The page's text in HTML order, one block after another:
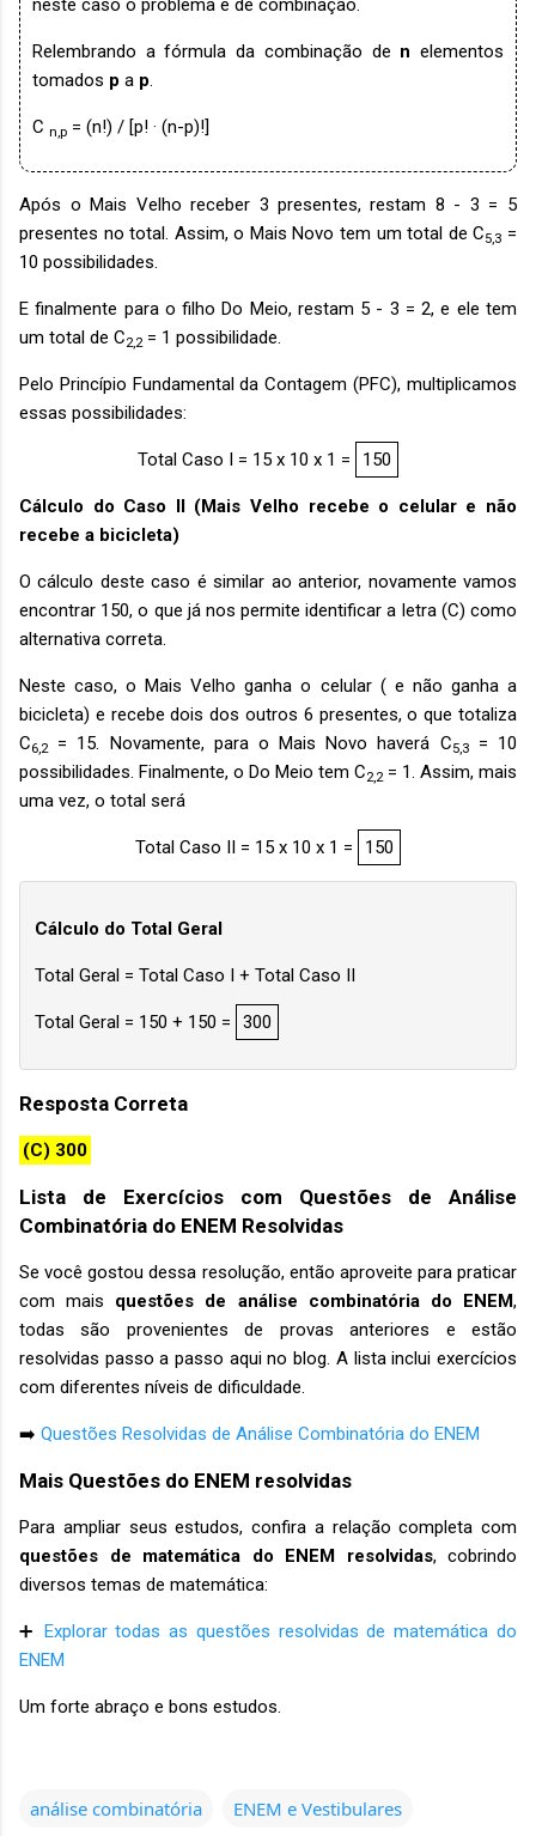
neste caso o problema é de combinação.
Relembrando a fórmula da combinação de n elementos
tomados p a p.
C n,p = (n!) / [p! · (n-p)!]
Após o Mais Velho receber 3 presentes, restam 8 - 3 = 5
presentes no total. Assim, o Mais Novo tem um total de C5,3 =
10 possibilidades.
E finalmente para o filho Do Meio, restam 5 - 3 = 2, e ele tem
um total de C2,2 = 1 possibilidade.
Pelo Princípio Fundamental da Contagem (PFC), multiplicamos
essas possibilidades:
Total Caso I = 15 x 10 x 1 = 150
Cálculo do Caso II (Mais Velho recebe o celular e não
recebe a bicicleta)
O cálculo deste caso é similar ao anterior, novamente vamos
encontrar 150, o que já nos permite identificar a letra (C) como
alternativa correta.
Neste caso, o Mais Velho ganha o celular ( e não ganha a
bicicleta) e recebe dois dos outros 6 presentes, o que totaliza
C6,2 = 15. Novamente, para o Mais Novo haverá C5,3= 10
possibilidades. Finalmente, o Do Meio tem C2,2 = 1. Assim, mais
uma vez, o total será
Total Caso II = 15 x 10 x 1 = 150
Cálculo do Total Geral
Total Geral = Total Caso I + Total Caso II
Total Geral = 150 + 150 = 300
Resposta Correta
(C) 300
Lista de Exercícios com Questões de Análise
Combinatória do ENEM Resolvidas
Se você gostou dessa resolução, então aproveite para praticar
com mais questões de análise combinatória do ENEM,
todas são provenientes de provas anteriores e estão
resolvidas passo a passo aqui no blog. A lista inclui exercícios
com diferentes níveis de dificuldade.
➡️ Questões Resolvidas de Análise Combinatória do ENEM
Mais Questões do ENEM resolvidas
Para ampliar seus estudos, confira a relação completa com
questões de matemática do ENEM resolvidas, cobrindo
diversos temas de matemática:
➕ Explorar todas as questões resolvidas de matemática do
ENEM
Um forte abraço e bons estudos.
análise combinatória ENEM e Vestibulares